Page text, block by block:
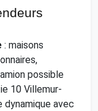
: maisons
possible
10 Villemur-
dynamique avec